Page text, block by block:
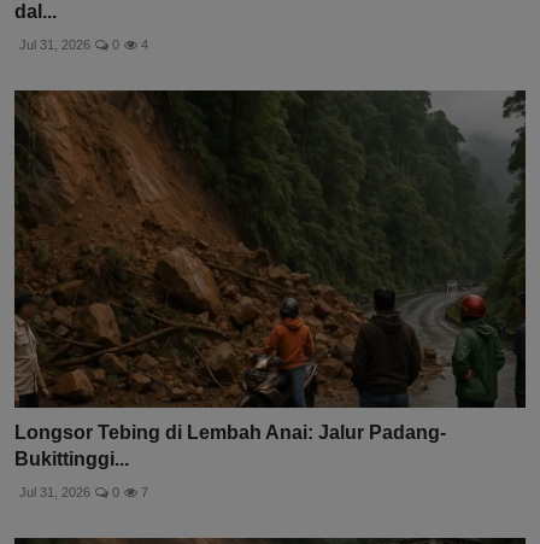
dal...
Jul 31, 2026 0 4
Longsor Tebing di Lembah Anai: Jalur Padang-
Bukittinggi...
Jul 31, 2026 0 7